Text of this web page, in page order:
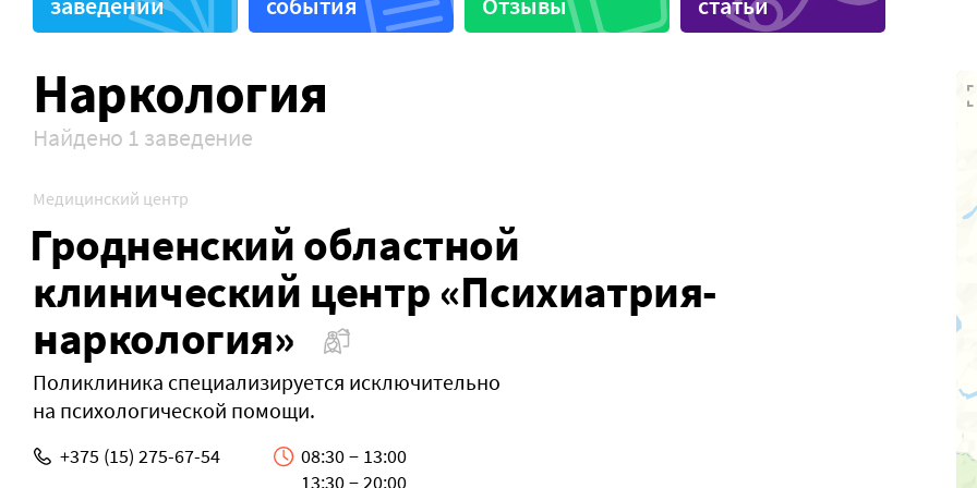
Здоровье животных
Поликлиника
Спортивные секции
Наркология
Найдено 1 заведение
Медицинский центр
Гродненский областной
клинический центр «Психиатрия-
наркология»
Поликлиника специализируется исключительно
на психологической помощи.
+375 (15) 275-67-54
08:30 − 13:00
13:30 − 20:00